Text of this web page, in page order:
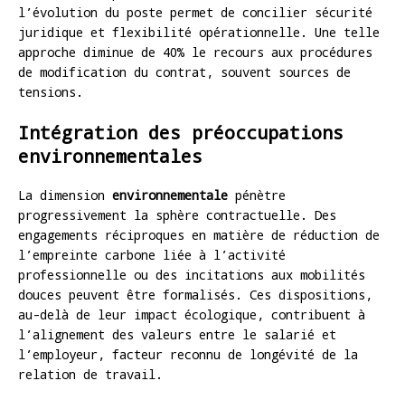
l’évolution du poste permet de concilier sécurité
juridique et flexibilité opérationnelle. Une telle
approche diminue de 40% le recours aux procédures
de modification du contrat, souvent sources de
tensions.
Intégration des préoccupations
environnementales
La dimension environnementale pénètre
progressivement la sphère contractuelle. Des
engagements réciproques en matière de réduction de
l’empreinte carbone liée à l’activité
professionnelle ou des incitations aux mobilités
douces peuvent être formalisés. Ces dispositions,
au-delà de leur impact écologique, contribuent à
l’alignement des valeurs entre le salarié et
l’employeur, facteur reconnu de longévité de la
relation de travail.